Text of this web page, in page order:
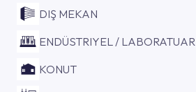
DIŞ MEKAN
ENDÜSTRIYEL / LABORATUAR
KONUT